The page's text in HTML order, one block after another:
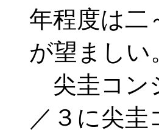
年程度は二
が望ましい
尖圭コン
／３に尖